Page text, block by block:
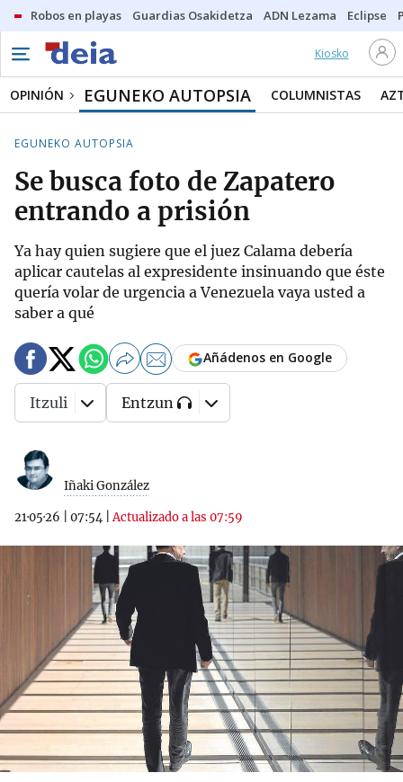
Robos en playas Guardias Osakidetza ADN Lezama Eclipse
Kiosko
OPINIÓN EGUNEKO AUTOPSIA COLUMNISTAS
EGUNEKO AUTOPSIA
Se busca foto de Zapatero
entrando a prisión
Ya hay quien sugiere que el juez Calama debería
aplicar cautelas al expresidente insinuando que éste
quería volar de urgencia a Venezuela vaya usted a
saber a qué
Iñaki González
21·05·26 07:54 |Actualizado a las 07:59
Añádenos en Google
Itzuli Entzun